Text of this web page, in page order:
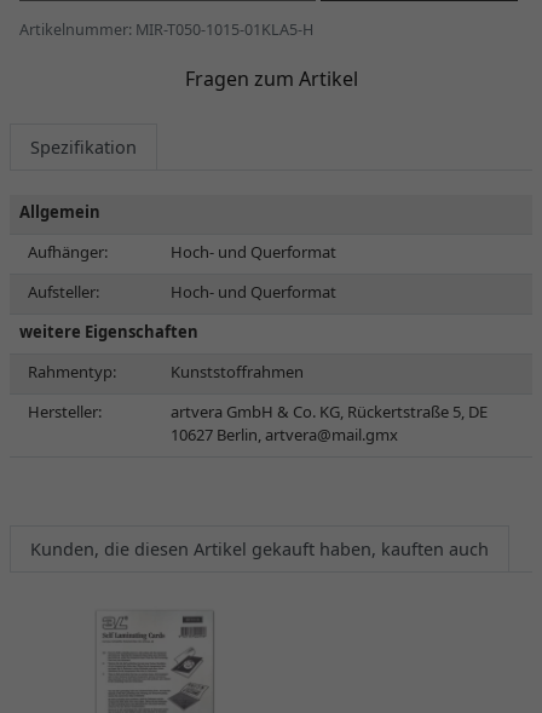
Artikelnummer: MIR-T050-1015-01KLA5-H
Fragen zum Artikel
Spezifikation
Allgemein
Aufhänger:
Hoch- und Querformat
Aufsteller:
Hoch- und Querformat
weitere Eigenschaften
Rahmentyp:
Kunststoffrahmen
Hersteller:
artvera GmbH & Co. KG, Rückertstraße 5, DE
10627 Berlin,artvera@mail.gmx
Kunden, die diesen Artikel gekauft haben, kauften auch